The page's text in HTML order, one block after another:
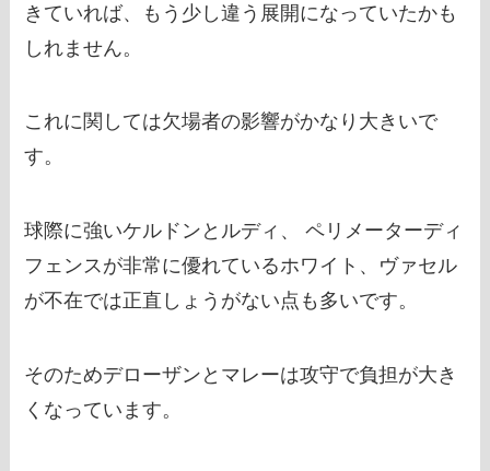
きていれば、もう少し違う展開になっていたかも
しれません。
これに関しては欠場者の影響がかなり大きいで
す。
球際に強いケルドンとルディ、 ペリメーターディ
フェンスが非常に優れているホワイト、ヴァセル
が不在では正直しょうがない点も多いです。
そのためデローザンとマレーは攻守で負担が大き
くなっています。